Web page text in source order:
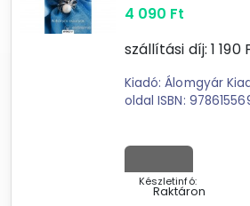
4 090 Ft
szállítási díj: 1 190
Kiadó: Álomgyár Kiadó,
oldal ISBN:
Készletinfó:
Raktáron